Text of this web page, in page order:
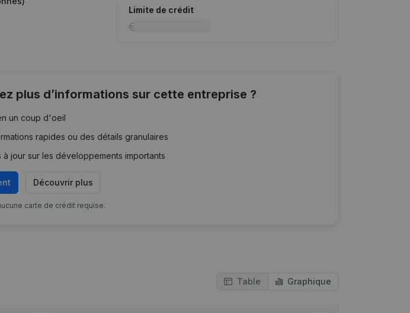
Limite de crédit
plus d’informations sur cette entreprise ?
un coup d'oeil
rapides ou des détails granulaires
jour sur les développements importants
Découvrir plus
carte de crédit requise.
Table Graphique